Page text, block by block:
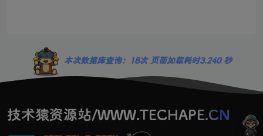
本次数据库查询：18次 页面加载耗时3.240 秒
技术猿资源站/WWW.TECHAPE.CN